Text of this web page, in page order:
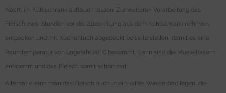
Nacht im Kühlschrank auftauen lassen. Zur weiteren Verarbeitung das
Fleisch zwei Stunden vor der Zubereitung aus dem Kühlschrank nehmen,
entpacken und mit Küchentuch abgedeckt beiseite stellen, damit es eine
Raumtemperatur von ungefähr 20° C bekommt. Dann sind die Muskelfasern
entspannt und das Fleisch somit schön zart.
Alternativ kann man das Fleisch auch in ein kaltes Wasserbad legen, die